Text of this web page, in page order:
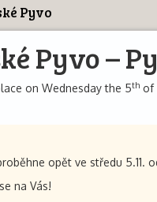
Pyvo
Pyvo –
on Wednesday the 5th of
opět ve středu 5.11.
na Vás!